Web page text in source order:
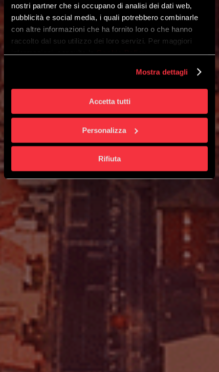
nostri partner che si occupano di analisi dei dati web,
pubblicità e social media, i quali potrebbero combinarle
con altre informazioni che ha fornito loro o che hanno
raccolto dal suo utilizzo dei loro servizi. Per maggiori
informazioni, consulta laCookie Policy.
Mostra dettagli
Accetta tutti
Personalizza
Rifiuta